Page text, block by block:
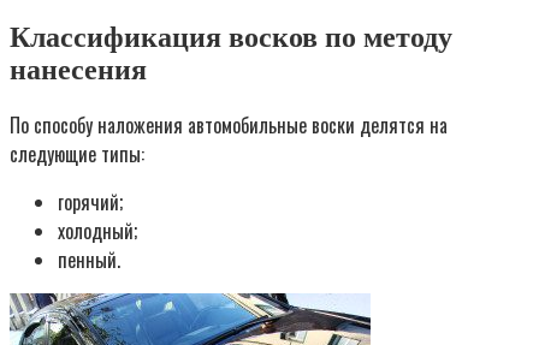
Классификация восков по методу
нанесения
По способу наложения автомобильные воски делятся на
следующие типы:
горячий;
холодный;
пенный.